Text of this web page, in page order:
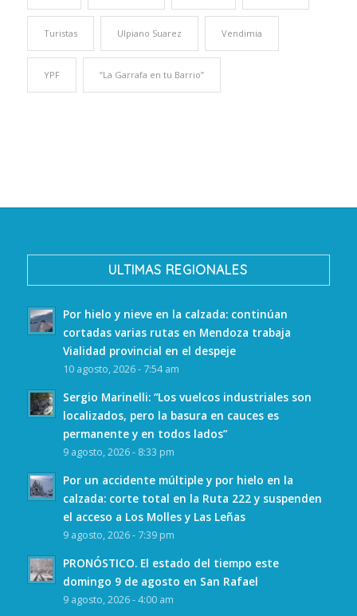
Turistas Ulpiano Suarez Vendimia
YPF “La Garrafa en tu Barrio”
ULTIMAS REGIONALES
Por hielo y nieve en la calzada: continúan
cortadas varias rutas en Mendoza trabaja
Vialidad provincial en el despeje
10 agosto, 2026 - 7:54 am
Sergio Marinelli: “Los vuelcos industriales son
localizados, pero la basura en cauces es
permanente y en todos lados”
9 agosto, 2026 - 8:33 pm
Por un accidente múltiple y por hielo en la
calzada: corte total en la Ruta 222 y suspenden
el acceso a Los Molles y Las Leñas
9 agosto, 2026 - 7:39 pm
PRONÓSTICO. El estado del tiempo este
domingo 9 de agosto en San Rafael
9 agosto, 2026 - 4:00 am